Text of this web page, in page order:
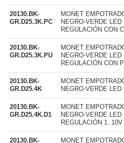
20130.BK-
GR.D25.3K.PC
MONET
NEGRO-VERDE LED
REGULACIÓN CON
20130.BK-
GR.D25.3K.PU
MONET
NEGRO-VERDE LED
REGULACIÓN CON
20130.BK-
GR.D25.4K
MONET
NEGRO-VERDE LED
20130.BK-
GR.D25.4K.D1
MONET
NEGRO-VERDE LED
REGULACIÓN 1..10V
20130.BK-
MONET